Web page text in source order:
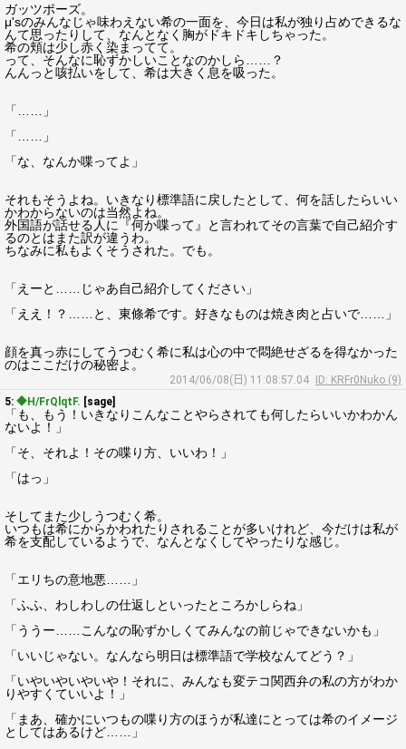
ガッツポーズ。
μ'sのみんなじゃ味わえない希の一面を、今日は私が独り占めできるな
んて思ったりして、なんとなく胸がドキドキしちゃった。
希の頬は少し赤く染まってて。
って、そんなに恥ずかしいことなのかしら……？
んんっと咳払いをして、希は大きく息を吸った。
「……」
「……」
「な、なんか喋ってよ」
それもそうよね。いきなり標準語に戻したとして、何を話したらいい
かわからないのは当然よね。
外国語が話せる人に『何か喋って』と言われてその言葉で自己紹介す
るのとはまた訳が違うわ。
ちなみに私もよくそうされた。でも。
「えーと……じゃあ自己紹介してください」
「ええ！？……と、東條希です。好きなものは焼き肉と占いで……」
顔を真っ赤にしてうつむく希に私は心の中で悶絶せざるを得なかった
のはここだけの秘密よ。
2014/06/08(日) 11:08:57.04
ID: KRFr0Nuko (9)
5: ◆H/FrQlqtF. [sage]
「も、もう！いきなりこんなことやらされても何したらいいかわかん
ないよ！」
「そ、それよ！その喋り方、いいわ！」
「はっ」
そしてまた少しうつむく希。
いつもは希にからかわれたりされることが多いけれど、今だけは私が
希を支配しているようで、なんとなくしてやったりな感じ。
「エリちの意地悪……」
「ふふ、わしわしの仕返しといったところかしらね」
「ううー……こんなの恥ずかしくてみんなの前じゃできないかも」
「いいじゃない。なんなら明日は標準語で学校なんてどう？」
「いやいやいやいや！それに、みんなも変テコ関西弁の私の方がわか
りやすくていいよ！」
「まあ、確かにいつもの喋り方のほうが私達にとっては希のイメージ
としてはあるけど……」